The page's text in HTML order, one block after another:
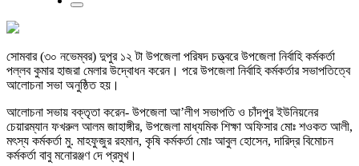
সোমবার (৩০ নভেম্বর) দুপুর ১২ টা উপজেলা পরিষদ চত্ত্বরে উপজেলা নির্বাহি কর্মকর্তা
পল্লব কুমার হাজরা মেলার উদ্বোধন করেন। পরে উপজেলা নির্বাহি কর্মকর্তার সভাপতিত্বে
আলোচনা সভা অনুষ্ঠিত হয়।
আলোচনা সভায় বক্তৃতা করেন- উপজেলা আ’লীগ সভাপতি ও চাঁদপুর ইউনিয়নের
চেয়ারম্যান ফখরুল আলম জাহাঙ্গীর, উপজেলা মাধ্যমিক শিক্ষা অফিসার মোঃ শওকত আলী,
মৎস্য কর্মকর্তা মু. মাহফুজুর রহমান, কৃষি কর্মকর্তা মোঃ আবুল হোসেন, দারিদ্র বিমোচন
কর্মকর্তা বাবু মনোরঞ্জণ দে প্রমুখ।